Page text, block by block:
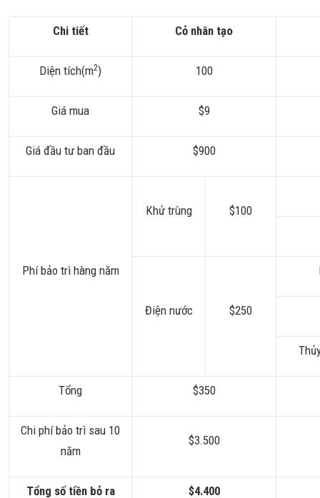
Chi tiết Cỏ nhân tạo
Diện tích(m2) 100
Giá mua $9
Giá đầu tư ban đầu $900
Phí bảo trì hàng năm
Khử trùng $100
Điện nước $250
Tổng $350
Chi phí bảo trì sau 10
năm
$3.500
Tổng số tiền bỏ ra $4.400